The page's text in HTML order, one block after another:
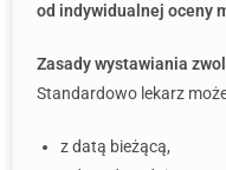
od indywidualnej oceny
Zasady wystawiania
Standardowo lekarz
z datą bieżącą,